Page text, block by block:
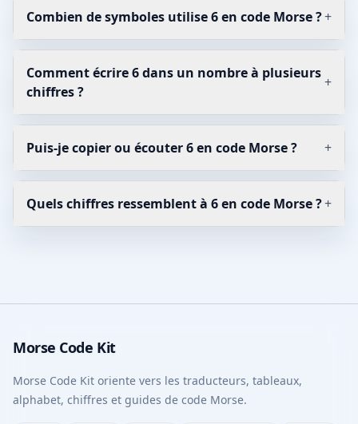
Combien de symboles utilise 6 en code Morse ?+
Comment écrire 6 dans un nombre à plusieurs
chiffres ?
+
Puis-je copier ou écouter 6 en code Morse ? +
Quels chiffres ressemblent à 6 en code Morse ?+
Morse Code Kit
Morse Code Kit oriente vers les traducteurs, tableaux,
alphabet, chiffres et guides de code Morse.